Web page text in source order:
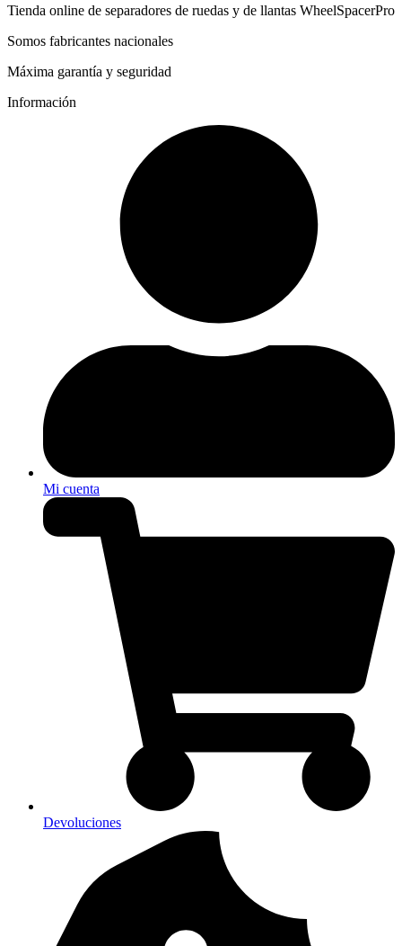
Tienda online de separadores de ruedas y de llantas WheelSpacerPro
Somos fabricantes nacionales
Máxima garantía y seguridad
Información
Mi cuenta
Devoluciones